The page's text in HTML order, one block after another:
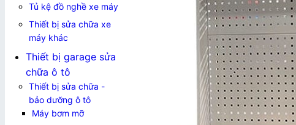
Tủ kệ đồ nghề xe máy
Thiết bị sửa chữa xe
máy khác
Thiết bị garage sửa
chữa ô tô
Thiết bị sửa chữa -
bảo dưỡng ô tô
Máy bơm mỡ